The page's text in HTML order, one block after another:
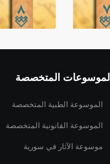
الموسوعات المتخصصة
الموسوعة الطبية المتخصصة
الموسوعة القانونية المتخصصة
موسوعة الآثار في سورية